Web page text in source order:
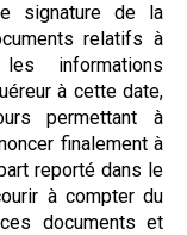
signature de la
relatifs à
informations
à cette date,
permettant à
finalement à
reporté dans le
à compter du
documents et